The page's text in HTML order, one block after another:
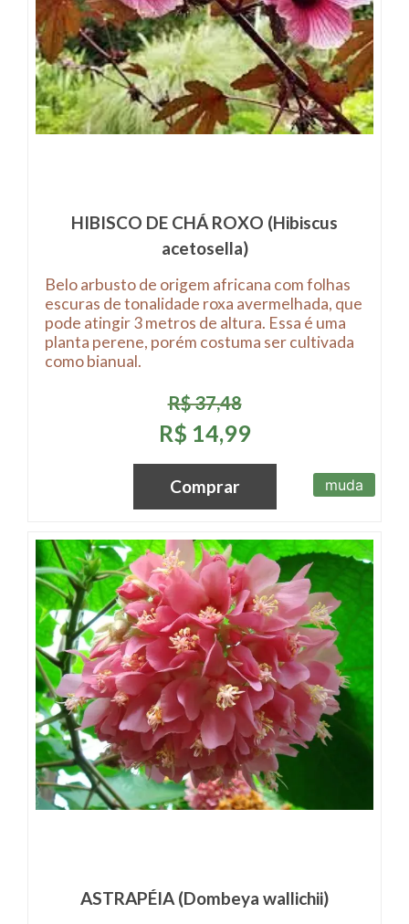
HIBISCO DE CHÁ ROXO (Hibiscus
acetosella)
Belo arbusto de origem africana com folhas
escuras de tonalidade roxa avermelhada, que
pode atingir 3 metros de altura. Essa é uma
planta perene, porém costuma ser cultivada
como bianual.
R$ 37,48
R$ 14,99
Comprar muda
ASTRAPÉIA (Dombeya wallichii)